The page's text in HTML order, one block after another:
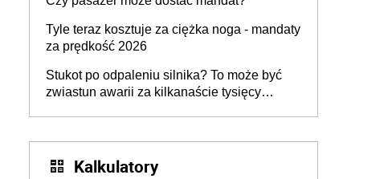
Tyle teraz kosztuje za ciężka noga - mandaty
za prędkość 2026
Stukot po odpaleniu silnika? To może być
zwiastun awarii za kilkanaście tysięcy
Kalkulatory